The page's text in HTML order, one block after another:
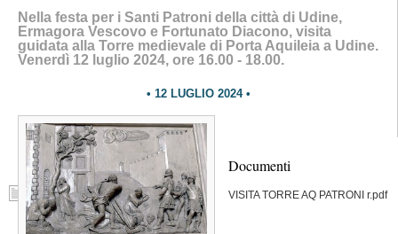
Nella festa per i Santi Patroni della città di Udine,
Ermagora Vescovo e Fortunato Diacono, visita
guidata alla Torre medievale di Porta Aquileia a Udine.
Venerdì 12 luglio 2024, ore 16.00 - 18.00.
12 LUGLIO 2024
Documenti
VISITA TORRE AQ PATRONI r.pdf